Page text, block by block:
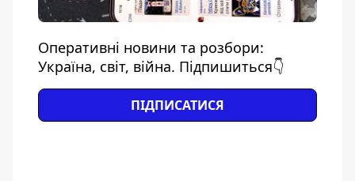
Оперативні новини та розбори:
Україна, світ, війна. Підпишиться👇
ПІДПИСАТИСЯ